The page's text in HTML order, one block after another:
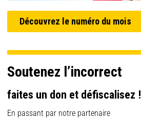
Découvrez le numéro du mois
Soutenez l’incorrect
faites un don et défiscalisez !
En passant par notre partenaire